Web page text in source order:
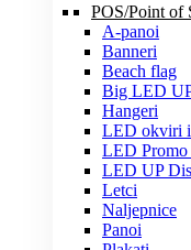
POS/Point of
A-panoi
Banneri
Beach flag
Big LED
Hangeri
LED okviri i
LED Promo
LED UP
Letci
Naljepnice
Panoi